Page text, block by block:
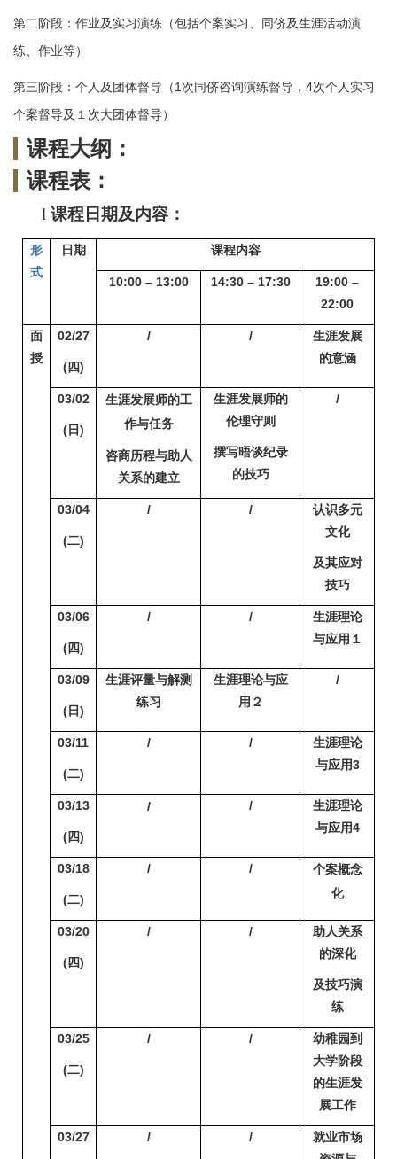
第二阶段：作业及实习演练（包括个案实习、同侪及生涯活动演
练、作业等）
第三阶段：个人及团体督导（1次同侪咨询演练督导，4次个人实习
个案督导及１次大团体督导）
课程大纲：
课程表：
l 课程日期及内容：
形
式
日期 课程内容
10:00 – 13:00 14:30 – 17:30
19:00 –
22:00
面
授
02/27
(四)
/ /
生涯发展
的意涵
03/02
(日)
生涯发展师的工
作与任务
咨商历程与助人
关系的建立
生涯发展师的
伦理守则
撰写晤谈纪录
的技巧
/
03/04
(二)
/ /
认识多元
文化
及其应对
技巧
03/06
(四)
/ /
生涯理论
与应用１
03/09
(日)
生涯评量与解测
练习
生涯理论与应
用２
/
03/11
(二)
/ /
生涯理论
与应用3
03/13
(四)
/ /
生涯理论
与应用4
03/18
(二)
/ /
个案概念
化
03/20
(四)
/ /
助人关系
的深化
及技巧演
练
03/25
(二)
/ /
幼稚园到
大学阶段
的生涯发
展工作
03/27 / /
就业市场